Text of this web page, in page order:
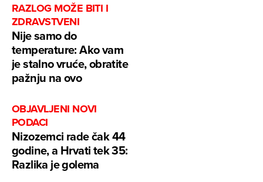
RAZLOG MOŽE BITI I
ZDRAVSTVENI
Nije samo do
temperature: Ako vam
je stalno vruće, obratite
pažnju na ovo
OBJAVLJENI NOVI
PODACI
Nizozemci rade čak 44
godine, a Hrvati tek 35:
Razlika je golema